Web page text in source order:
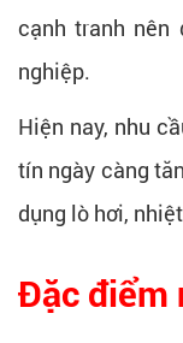
cạnh tranh nên
nghiệp.
Hiện nay, nhu
tín ngày càng
dụng lò hơi,
Đặc điểm